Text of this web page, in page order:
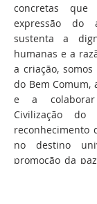
concretas que
expressão do
sustenta a
humanas e a
a criação,
do Bem Comum,
e a
Civilização do
reconhecimento
no destino
promoção da